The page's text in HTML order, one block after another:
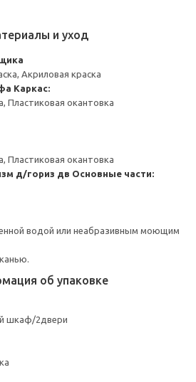
и уход
Акриловая краска
Каркас:
Пластиковая окантовка
Пластиковая окантовка
д/гориз дв Основные части:
водой или неабразивным моющим
об упаковке
шкаф/2двери